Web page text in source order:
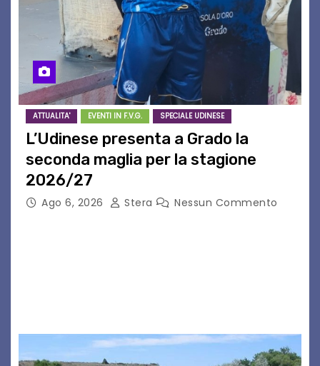
ATTUALITA' EVENTI IN F.V.G. SPECIALE UDINESE
L’Udinese presenta a Grado la
seconda maglia per la stagione
2026/27
Ago 6, 2026 Stera Nessun Commento